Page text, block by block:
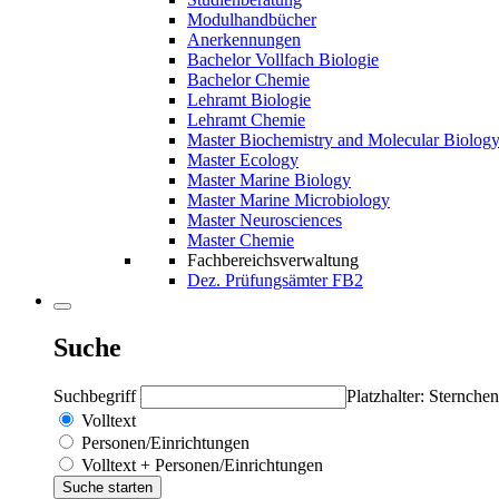
Modulhandbücher
Anerkennungen
Bachelor Vollfach Biologie
Bachelor Chemie
Lehramt Biologie
Lehramt Chemie
Master Biochemistry and Molecular Biology
Master Ecology
Master Marine Biology
Master Marine Microbiology
Master Neurosciences
Master Chemie
Fachbereichsverwaltung
Dez. Prüfungsämter FB2
Suche
Suchbegriff
Platzhalter:
Volltext
Personen/Einrichtungen
Volltext + Personen/Einrichtungen